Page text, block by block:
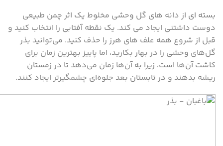
بسته ای از دانه های گل وحشی مخلوط یک اثر چمن طبیعی
دوست داشتنی ایجاد می کند. یک نقطه آفتابی را انتخاب کنید و
قبل از شروع همه علف های هرز را حذف کنید. می‌توانید بذر
گل‌های وحشی را در بهار بکارید، اما پاییز بهترین زمان برای
کاشت آن‌ها است، زیرا به آن‌ها زمان می‌دهد تا در زمستان
ریشه بدهند و در تابستان بعد جلوه‌ای چشمگیرتر ایجاد کنند.